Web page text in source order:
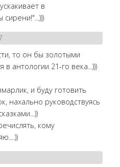
в
то он бы золотыми
в антологии 21-го века...)))
и буду готовить
нахально руководствуясь
кому